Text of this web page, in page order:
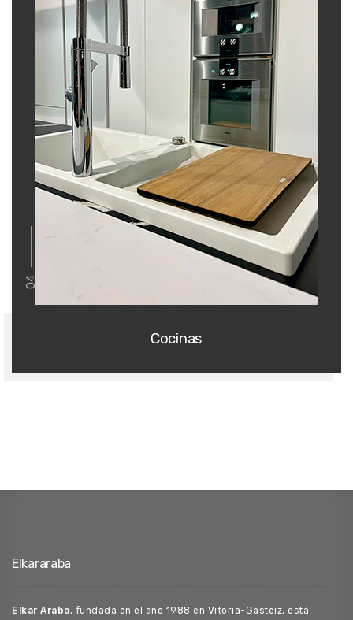
04
Cocinas
Elkararaba
Elkar Araba, fundada en el año 1988 en Vitoria-Gasteiz, está